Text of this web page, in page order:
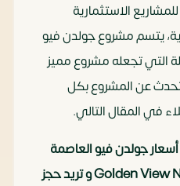
الاستثمارية
يتسم مشروع جولدن فيو
التي تجعله مشروع مميز
عن المشروع بكل
في المقال التالي.
جولدن فيو العاصمة
الادارية الجديدة Golden View New Capital و تريد حجز